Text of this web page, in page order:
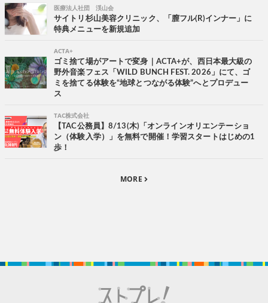
医療法人社団 渓山会
サイトリ杉山美容クリニック、「膣フル(R)インナー」に
特典メニューを新規追加
ACTA+
ゴミ捨て場がアートで変身｜ACTA+が、西日本最大級の
野外音楽フェス「WILD BUNCH FEST. 2026」にて、ゴ
ミを捨てる体験を“地球とつながる体験”へとプロデュー
ス
TAC株式会社
【TAC公務員】8/13(木)「オンラインオリエンテーショ
ン（体験入学）」を無料で開催！学習スタートはじめの1
歩！
MORE